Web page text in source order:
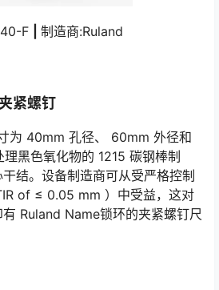
F 制造商:Ruland
紧螺钉
为 40mm 孔径、 60mm 外径和
黑色氧化物的 1215 碳钢棒制
结。设备制造商可从受严格控制
of ≤ 0.05 mm ）中受益，这对
Ruland Name锁环的夹紧螺钉尺